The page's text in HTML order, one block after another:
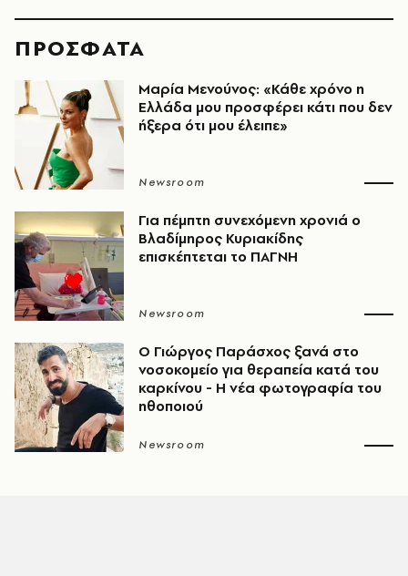
ΠΡΟΣΦΑΤΑ
Μαρία Μενούνος: «Κάθε χρόνο η
Ελλάδα μου προσφέρει κάτι που δεν
ήξερα ότι μου έλειπε»
Newsroom
Για πέμπτη συνεχόμενη χρονιά ο
Βλαδίμηρος Κυριακίδης
επισκέπτεται το ΠΑΓΝΗ
Newsroom
O Γιώργος Παράσχος ξανά στο
νοσοκομείο για θεραπεία κατά του
καρκίνου - Η νέα φωτογραφία του
ηθοποιού
Newsroom